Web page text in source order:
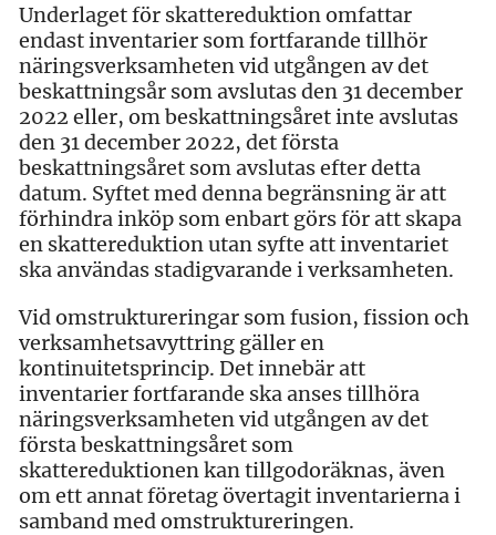
Underlaget för skattereduktion omfattar
endast inventarier som fortfarande tillhör
näringsverksamheten vid utgången av det
beskattningsår som avslutas den 31 december
2022 eller, om beskattningsåret inte avslutas
den 31 december 2022, det första
beskattningsåret som avslutas efter detta
datum. Syftet med denna begränsning är att
förhindra inköp som enbart görs för att skapa
en skattereduktion utan syfte att inventariet
ska användas stadigvarande i verksamheten.
Vid omstruktureringar som fusion, fission och
verksamhetsavyttring gäller en
kontinuitetsprincip. Det innebär att
inventarier fortfarande ska anses tillhöra
näringsverksamheten vid utgången av det
första beskattningsåret som
skattereduktionen kan tillgodoräknas, även
om ett annat företag övertagit inventarierna i
samband med omstruktureringen.